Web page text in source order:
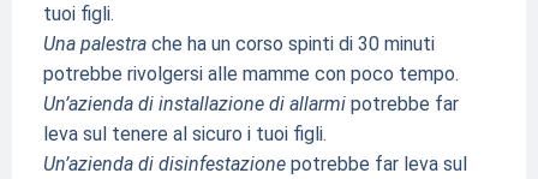
tuoi figli.
Una palestrache ha un corso spinti di 30 minuti
potrebbe rivolgersi alle mamme con poco tempo.
Un’azienda di installazione di allarmipotrebbe far
leva sul tenere al sicuro i tuoi figli.
Un’azienda di disinfestazionepotrebbe far leva sul